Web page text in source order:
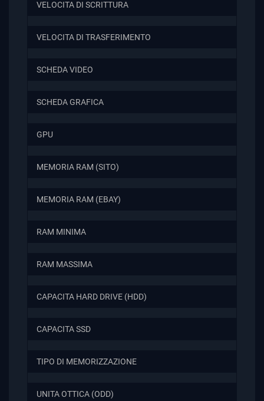
VELOCITA DI SCRITTURA
VELOCITA DI TRASFERIMENTO
SCHEDA VIDEO
SCHEDA GRAFICA
GPU
MEMORIA RAM (SITO)
MEMORIA RAM (EBAY)
RAM MINIMA
RAM MASSIMA
CAPACITA HARD DRIVE (HDD)
CAPACITA SSD
TIPO DI MEMORIZZAZIONE
UNITA OTTICA (ODD)